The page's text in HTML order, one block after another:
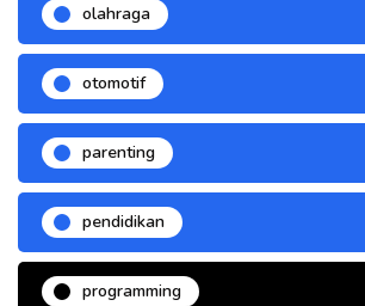
olahraga
otomotif
parenting
pendidikan
programming